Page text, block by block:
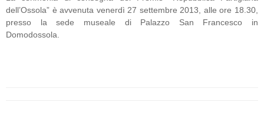
dell’Ossola” è avvenuta venerdì 27 settembre 2013, alle ore 18.30,
presso la sede museale di Palazzo San Francesco in
Domodossola.